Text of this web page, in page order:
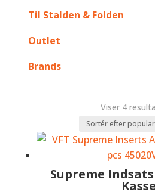
Til Stalden & Folden
Outlet
Brands
Viser 4
Supreme
Kasse